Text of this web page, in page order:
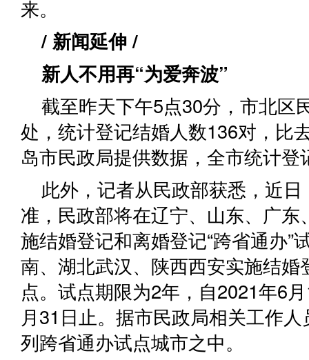
来。
/ 新闻延伸 /
新人不用再“为爱奔波”
截至昨天下午5点30分，市北区
处，统计登记结婚人数136对，比
岛市民政局提供数据，全市统计登
此外，记者从民政部获悉，近
准，民政部将在辽宁、山东、广东
施结婚登记和离婚登记“跨省通办”
南、湖北武汉、陕西西安实施结婚
点。试点期限为2年，自2021年6
月31日止。据市民政局相关工作
列跨省通办试点城市之中。